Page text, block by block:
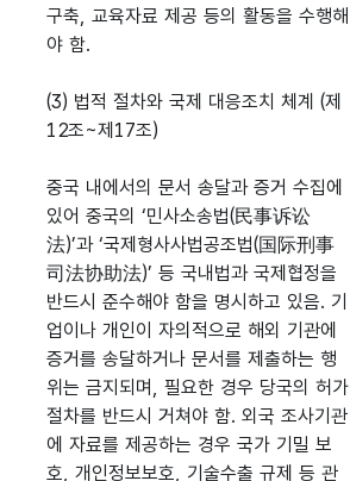
구축, 교육자료 제공 등의 활동을 수행해
야 함.
(3) 법적 절차와 국제 대응조치 체계 (제
12조~제17조)
중국 내에서의 문서 송달과 증거 수집에
있어 중국의 ‘민사소송법(民事诉讼
法)’과 ‘국제형사사법공조법(国际刑事
司法协助法)’ 등 국내법과 국제협정을
반드시 준수해야 함을 명시하고 있음. 기
업이나 개인이 자의적으로 해외 기관에
증거를 송달하거나 문서를 제출하는 행
위는 금지되며, 필요한 경우 당국의 허가
절차를 반드시 거쳐야 함. 외국 조사기관
에 자료를 제공하는 경우 국가 기밀 보
호, 개인정보보호, 기술수출 규제 등 관